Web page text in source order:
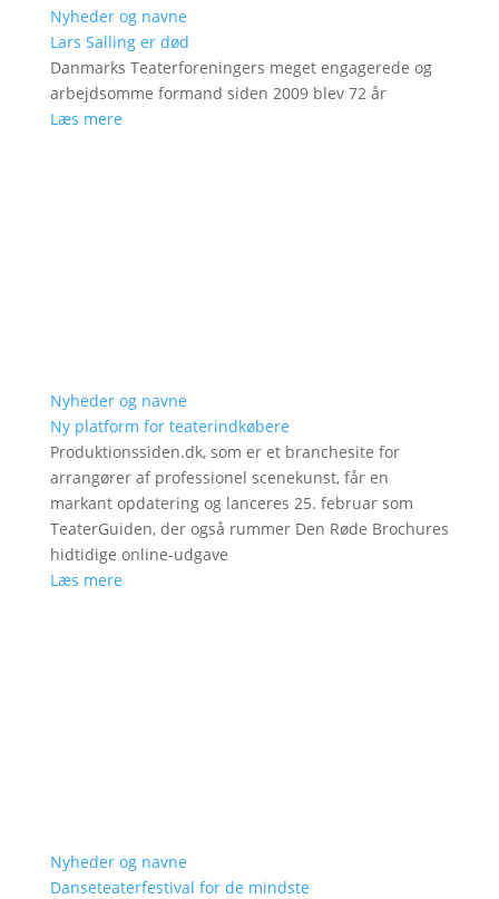
Nyheder og navne
Lars Salling er død
Danmarks Teaterforeningers meget engagerede og
arbejdsomme formand siden 2009 blev 72 år
Læs mere
Nyheder og navne
Ny platform for teaterindkøbere
Produktionssiden.dk, som er et branchesite for
arrangører af professionel scenekunst, får en
markant opdatering og lanceres 25. februar som
TeaterGuiden, der også rummer Den Røde Brochures
hidtidige online-udgave
Læs mere
Nyheder og navne
Danseteaterfestival for de mindste